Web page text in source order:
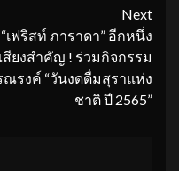
Next
“เฟริสท์ ภาราดา” อีกหนึ่ง
เสียงสำคัญ ! ร่วมกิจกรรม
ณรงค์ “วันงดดื่มสุราแห่ง
ชาติ ปี 2565”